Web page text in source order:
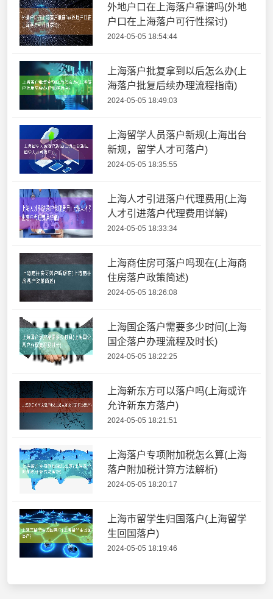
外地户口在上海落户靠谱吗(外地
户口在上海落户可行性探讨)
2024-05-05 18:54:44
上海落户批复拿到以后怎么办(上
海落户批复后续办理流程指南)
2024-05-05 18:49:03
上海留学人员落户新规(上海出台
新规，留学人才可落户)
2024-05-05 18:35:55
上海人才引进落户代理费用(上海
人才引进落户代理费用详解)
2024-05-05 18:33:34
上海商住房可落户吗现在(上海商
住房落户政策简述)
2024-05-05 18:26:08
上海国企落户需要多少时间(上海
国企落户办理流程及时长)
2024-05-05 18:22:25
上海新东方可以落户吗(上海或许
允许新东方落户)
2024-05-05 18:21:51
上海落户专项附加税怎么算(上海
落户附加税计算方法解析)
2024-05-05 18:20:17
上海市留学生归国落户(上海留学
生回国落户)
2024-05-05 18:19:46